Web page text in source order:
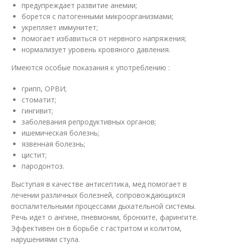
предупреждает развитие анемии;
борется с патогенными микроорганизмами;
укрепляет иммунитет;
помогает избавиться от нервного напряжения;
нормализует уровень кровяного давления.
Имеются особые показания к употреблению :
грипп, ОРВИ;
стоматит;
гингивит;
заболевания репродуктивных органов;
ишемическая болезнь;
язвенная болезнь;
цистит;
пародонтоз.
Выступая в качестве антисептика, мед помогает в
лечении различных болезней, сопровождающихся
воспалительными процессами дыхательной системы.
Речь идет о ангине, пневмонии, бронхите, фарингите.
Эффективен он в борьбе с гастритом и колитом,
нарушениями стула.